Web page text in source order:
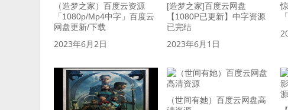
（造梦之家）百度云资源
「1080p/Mp4中字」百度云
网盘更新/下载
2023年6月2日
[造梦之家]百度云网盘
【1080P已更新】中字资源
已完结
2023年6月1日
（世间有她）百度云网盘高